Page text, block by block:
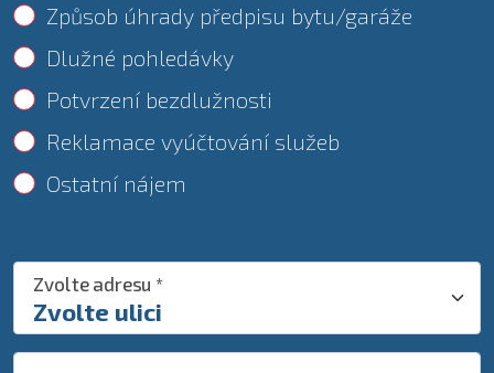
Způsob úhrady předpisu bytu/garáže
Dlužné pohledávky
Potvrzení bezdlužnosti
Reklamace vyúčtování služeb
Ostatní nájem
Zvolte adresu *